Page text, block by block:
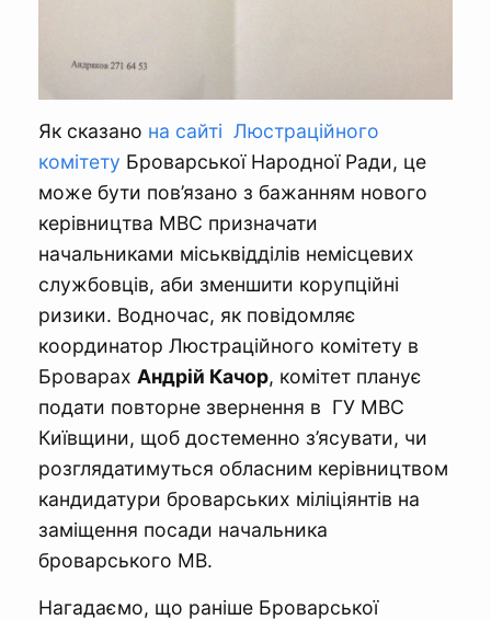
Як сказано на сайті Люстраційного
комітету Броварської Народної Ради, це
може бути пов’язано з бажанням нового
керівництва МВС призначати
начальниками міськвідділів немісцевих
службовців, аби зменшити корупційні
ризики. Водночас, як повідомляє
координатор Люстраційного комітету в
Броварах Андрій Качор, комітет планує
подати повторне звернення в ГУ МВС
Київщини, щоб достеменно з’ясувати, чи
розглядатимуться обласним керівництвом
кандидатури броварських міліціянтів на
заміщення посади начальника
броварського МВ.
Нагадаємо, що раніше Броварської